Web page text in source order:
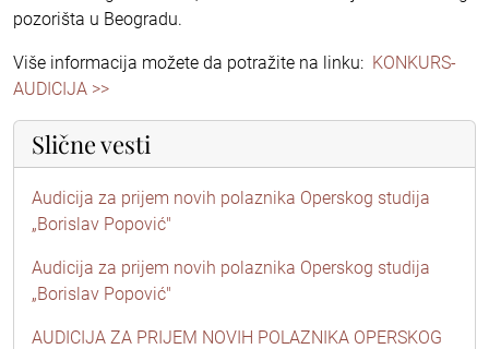
pozorišta u Beogradu.
Više informacija možete da potražite na linku: KONKURS-
AUDICIJA >>
Slične vesti
Audicija za prijem novih polaznika Operskog studija
„Borislav Popović"
Audicija za prijem novih polaznika Operskog studija
„Borislav Popović"
AUDICIJA ZA PRIJEM NOVIH POLAZNIKA OPERSKOG